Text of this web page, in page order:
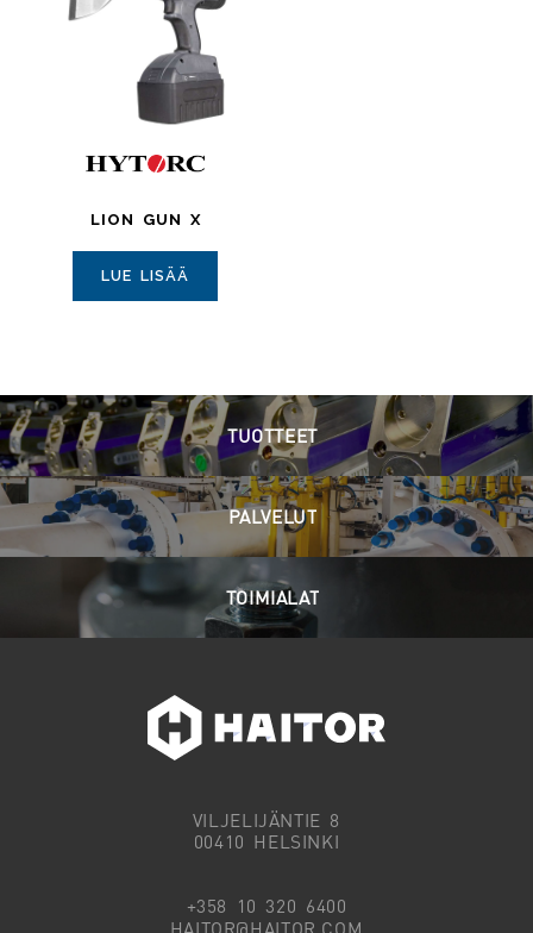
LION GUN X
LUE LISÄÄ
TUOTTEET
PALVELUT
TOIMIALAT
VILJELIJÄNTIE 8
00410 HELSINKI
+358 10 320 6400
HAITOR@HAITOR.COM